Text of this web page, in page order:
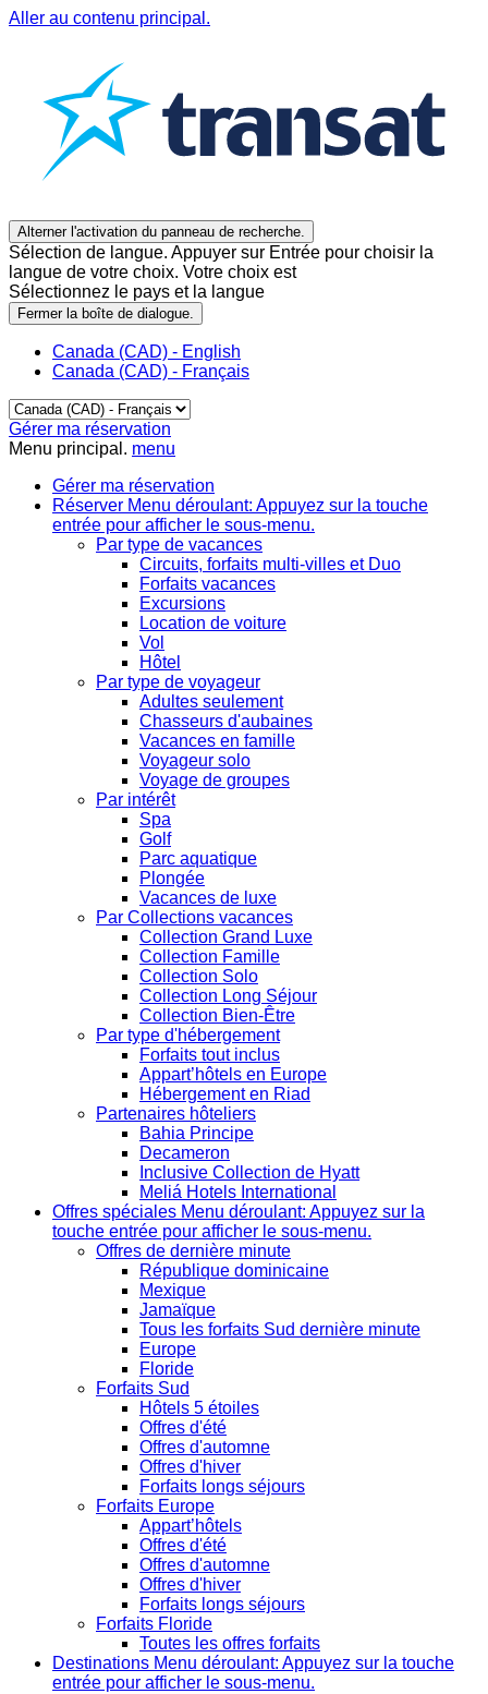
Aller au contenu principal.
Alterner l'activation du panneau de recherche.
Sélection de langue. Appuyer sur Entrée pour choisir la
langue de votre choix. Votre choix est
Sélectionnez le pays et la langue
Fermer la boîte de dialogue.
Canada (CAD) - English
Canada (CAD) - Français
Gérer ma réservation
Menu principal. menu
Gérer ma réservation
Réserver Menu déroulant: Appuyez sur la touche
entrée pour afficher le sous-menu.
Par type de vacances
Circuits, forfaits multi-villes et Duo
Forfaits vacances
Excursions
Location de voiture
Vol
Hôtel
Par type de voyageur
Adultes seulement
Chasseurs d'aubaines
Vacances en famille
Voyageur solo
Voyage de groupes
Par intérêt
Spa
Golf
Parc aquatique
Plongée
Vacances de luxe
Par Collections vacances
Collection Grand Luxe
Collection Famille
Collection Solo
Collection Long Séjour
Collection Bien-Être
Par type d'hébergement
Forfaits tout inclus
Appart’hôtels en Europe
Hébergement en Riad
Partenaires hôteliers
Bahia Principe
Decameron
Inclusive Collection de Hyatt
Meliá Hotels International
Offres spéciales Menu déroulant: Appuyez sur la
touche entrée pour afficher le sous-menu.
Offres de dernière minute
République dominicaine
Mexique
Jamaïque
Tous les forfaits Sud dernière minute
Europe
Floride
Forfaits Sud
Hôtels 5 étoiles
Offres d'été
Offres d'automne
Offres d'hiver
Forfaits longs séjours
Forfaits Europe
Appart’hôtels
Offres d'été
Offres d'automne
Offres d'hiver
Forfaits longs séjours
Forfaits Floride
Toutes les offres forfaits
Destinations Menu déroulant: Appuyez sur la touche
entrée pour afficher le sous-menu.